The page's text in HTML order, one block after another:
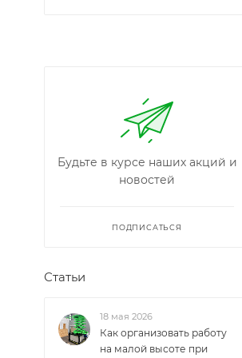
Будьте в курсе наших акций и
новостей
ПОДПИСАТЬСЯ
Статьи
18 мая 2026
Как организовать работу
на малой высоте при